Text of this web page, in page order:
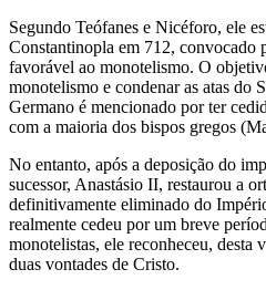
Segundo Teófanes e Nicéforo, ele
Constantinopla em 712, convocado
favorável ao monotelismo. O
monotelismo e condenar as atas do
Germano é mencionado por ter
com a maioria dos bispos gregos
No entanto, após a deposição do
sucessor, Anastásio II, restaurou a
definitivamente eliminado do
realmente cedeu por um breve
monotelistas, ele reconheceu, desta
duas vontades de Cristo.